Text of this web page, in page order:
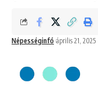
Népességinfó április 21, 2025